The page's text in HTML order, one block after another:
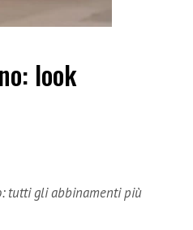
look
tutti gli abbinamenti più